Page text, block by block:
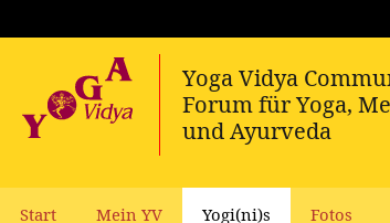
Start Mein YV Yogi(ni)s Fotos